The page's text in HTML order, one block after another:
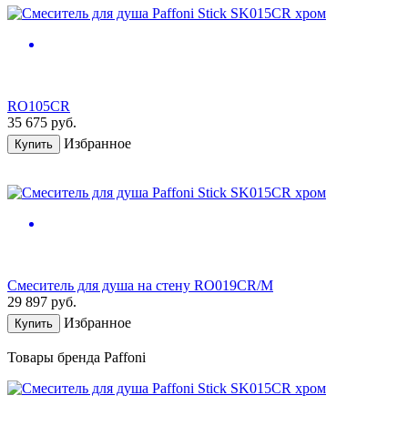
RO105CR
35 675 руб.
Купить Избранное
Смеситель для душа на стену RO019CR/M
29 897 руб.
Купить Избранное
Товары бренда Paffoni